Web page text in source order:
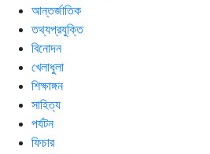
আন্তর্জাতিক
তথ্যপ্রযুক্তি
বিনোদন
খেলাধুলা
শিক্ষাঙ্গন
সাহিত্য
পর্যটন
ফিচার